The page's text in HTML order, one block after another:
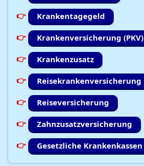
Krankentagegeld
Krankenversicherung (PKV)
Krankenzusatz
Reisekrankenversicherung
Reiseversicherung
Zahnzusatzversicherung
Gesetzliche Krankenkassen